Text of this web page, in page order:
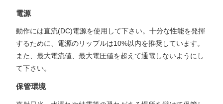
電源
動作には直流(DC)電源を使用して下さい。十分な性能を発揮
するために、電源のリップルは10%以内を推奨しています。
また、最大電流値、最大電圧値を超えて通電しないようにし
て下さい。
保管環境